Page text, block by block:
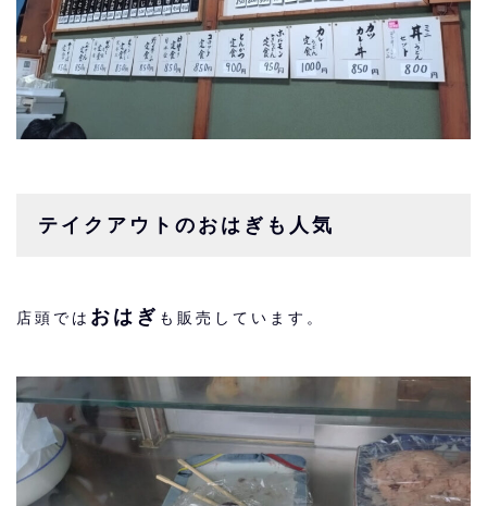
テイクアウトのおはぎも人気
店頭では おはぎ も販売しています。